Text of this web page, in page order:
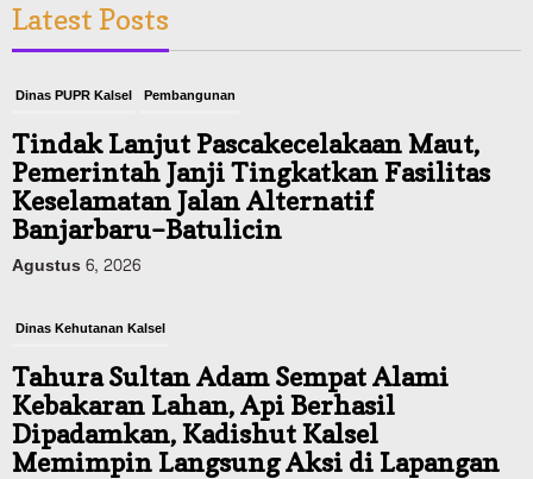
Latest Posts
Dinas PUPR Kalsel Pembangunan
Tindak Lanjut Pascakecelakaan Maut,
Pemerintah Janji Tingkatkan Fasilitas
Keselamatan Jalan Alternatif
Banjarbaru–Batulicin
Agustus 6, 2026
Dinas Kehutanan Kalsel
Tahura Sultan Adam Sempat Alami
Kebakaran Lahan, Api Berhasil
Dipadamkan, Kadishut Kalsel
Memimpin Langsung Aksi di Lapangan